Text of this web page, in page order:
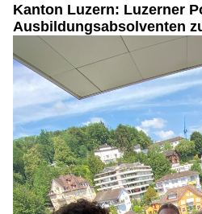
Kanton Luzern: Luzerner
Ausbildungsabsolventen